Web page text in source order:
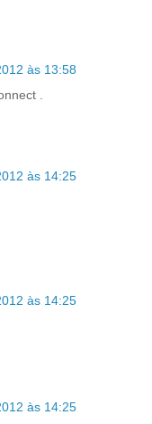
às 13:58
.
às 14:25
às 14:25
às 14:25